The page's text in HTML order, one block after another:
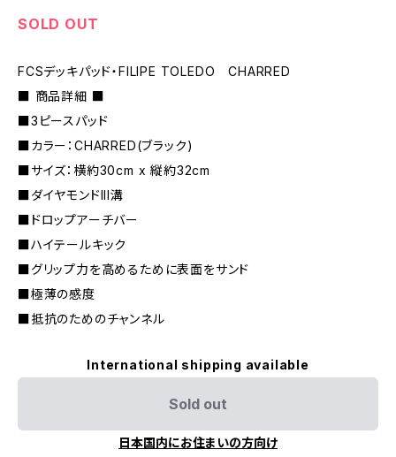
SOLD OUT
FCSデッキパッド・FILIPE TOLEDO CHARRED
■ 商品詳細 ■
■3ピースパッド
■カラー：CHARRED(ブラック)
■サイズ：横約30cm x 縦約32cm
■ダイヤモンドIII溝
■ドロップアーチバー
■ハイテールキック
■グリップ力を高めるために表面をサンド
■極薄の感度
■抵抗のためのチャンネル
International shipping available
Sold out
日本国内にお住まいの方向け